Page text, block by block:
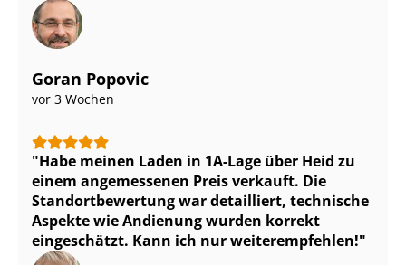
Goran Popovic
vor 3 Wochen
Habe meinen Laden in 1A-Lage über Heid zu
einem angemessenen Preis verkauft. Die
Stand­ort­be­wer­tung war detailliert, technische
Aspekte wie Andienung wurden korrekt
eingeschätzt. Kann ich nur weiterempfehlen!